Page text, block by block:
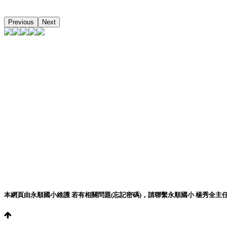
Previous Next
本網頁由永順國小維護 若有相關問題(忘記密碼)，請聯繫永順國小 楊秀全主